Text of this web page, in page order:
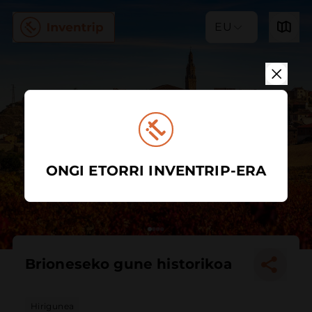
EU
Brioneseko gune historikoa
Hirigunea
ONGI ETORRI INVENTRIP-ERA